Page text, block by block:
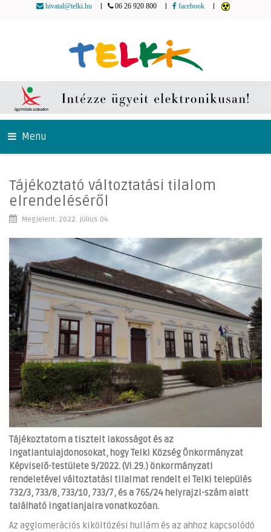
hivatal@telki.hu 06 26 920 800 facebook
Menu
Tájékoztató változtatási tilalom
elrendeléséről
Megjelent: 2022. július 04.
Tájékoztatom a tisztelt lakosságot és az
ingatlantulajdonosokat, hogy Telki Község Önkormányzat
Képviselő-testülete 9/2022. (VI.29.) önkormányzati
rendeletével változtatási tilalmat rendelt el Telki település
732/3, 733/8, 733/10, 733/7, és a 765/24 helyrajzi-szám alatt
található ingatlanjaira vonatkozóan.
Az agglomerációs kiköltözési hullám és az ahhoz kapcsolódó